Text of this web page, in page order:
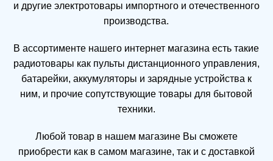
и другие электротовары импортного и отечественного
производства.
В ассортименте нашего интернет магазина есть такие
радиотовары как пульты дистанционного управления,
батарейки, аккумуляторы и зарядные устройства к
ним, и прочие сопутствующие товары для бытовой
техники.
Любой товар в нашем магазине Вы сможете
приобрести как в самом магазине, так и с доставкой